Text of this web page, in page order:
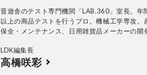
晋遊舎のテスト専門機関「LAB.360」室長。年
以上の商品テストを行うプロ。機械工学専攻。
保全・メンテナンス、日用雑貨品メーカーの開
法の立案から試験デザイン、試験装置の製作、
まで一貫した商品テストを手がける。日用雑貨
LDK編集長
高橋咲彩